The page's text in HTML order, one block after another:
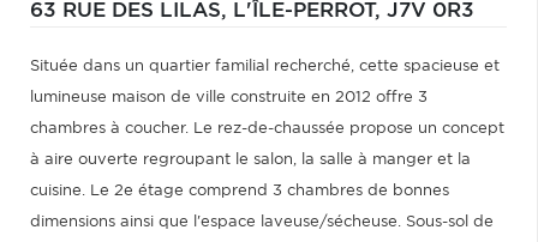
63 RUE DES LILAS, L'ÎLE-PERROT, J7V 0R3
Située dans un quartier familial recherché, cette spacieuse et
lumineuse maison de ville construite en 2012 offre 3
chambres à coucher. Le rez-de-chaussée propose un concept
à aire ouverte regroupant le salon, la salle à manger et la
cuisine. Le 2e étage comprend 3 chambres de bonnes
dimensions ainsi que l'espace laveuse/sécheuse. Sous-sol de